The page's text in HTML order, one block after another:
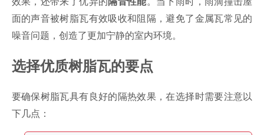
面的声音被树脂瓦有效吸收和阻隔，避免了金属瓦常见的
噪音问题，创造了更加宁静的室内环境。
选择优质树脂瓦的要点
要确保树脂瓦具有良好的隔热效果，在选择时需要注意以
下几点：